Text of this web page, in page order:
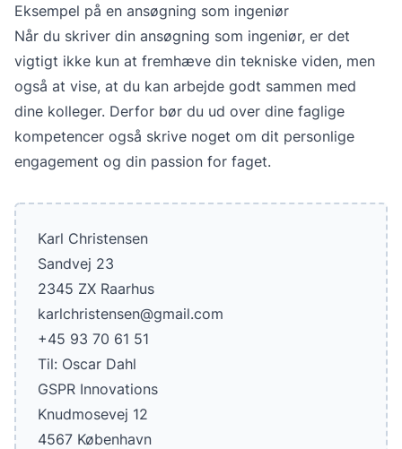
Eksempel på en ansøgning som ingeniør
Når du skriver din ansøgning som ingeniør, er det
vigtigt ikke kun at fremhæve din tekniske viden, men
også at vise, at du kan arbejde godt sammen med
dine kolleger. Derfor bør du ud over dine faglige
kompetencer også skrive noget om dit personlige
engagement og din passion for faget.
Karl Christensen
Sandvej 23
2345 ZX Raarhus
karlchristensen@gmail.com
+45 93 70 61 51
Til: Oscar Dahl
GSPR Innovations
Knudmosevej 12
4567 København